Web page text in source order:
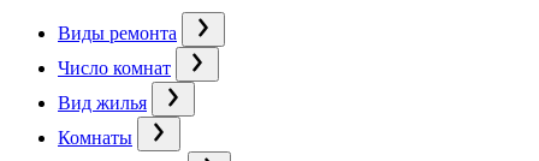
Виды ремонта
Число комнат
Вид жилья
Комнаты